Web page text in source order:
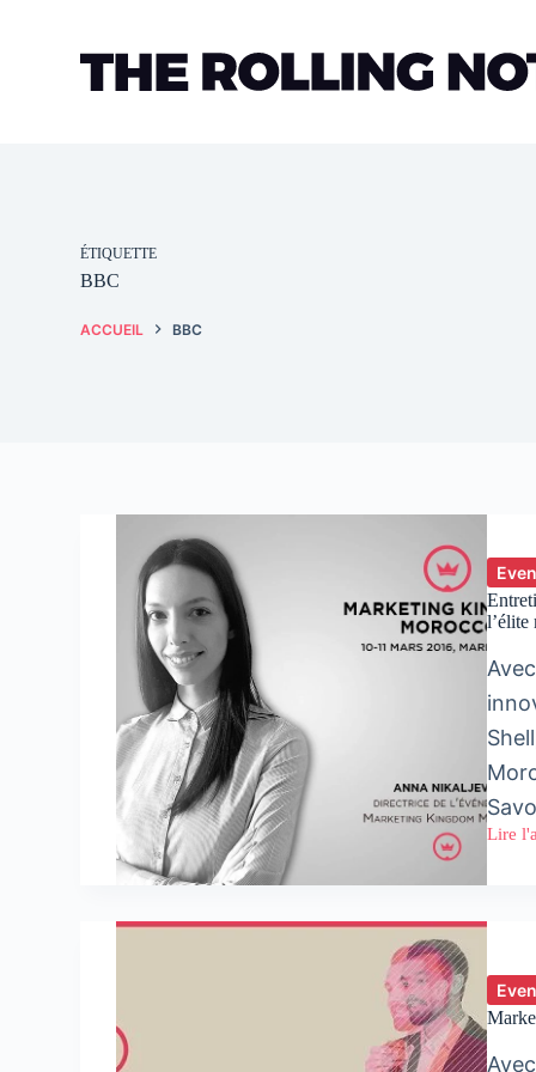
ÉTIQUETTE
BBC
ACCUEIL BBC
l’élite
Lire
Anna
:
l’élite
de